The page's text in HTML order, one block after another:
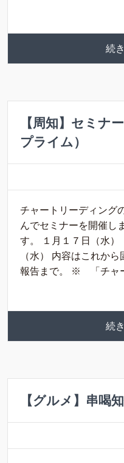
続
【周知】セミナ
プライム）
チャートリーディング
んでセミナーを開催し
す。 １月１７日（水）
（水） 内容はこれか
報告まで。 ※ 「チャ
続
【グルメ】串喝